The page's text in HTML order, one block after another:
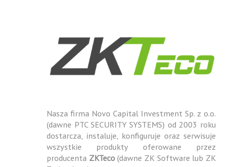
Nasza firma Novo Capital Investment Sp. z o.o.
(dawne PTC SECURITY SYSTEMS) od 2003 roku
dostarcza, instaluje, konfiguruje oraz serwisuje
wszystkie produkty oferowane przez
producenta ZKTeco(dawne ZK Software lub ZK